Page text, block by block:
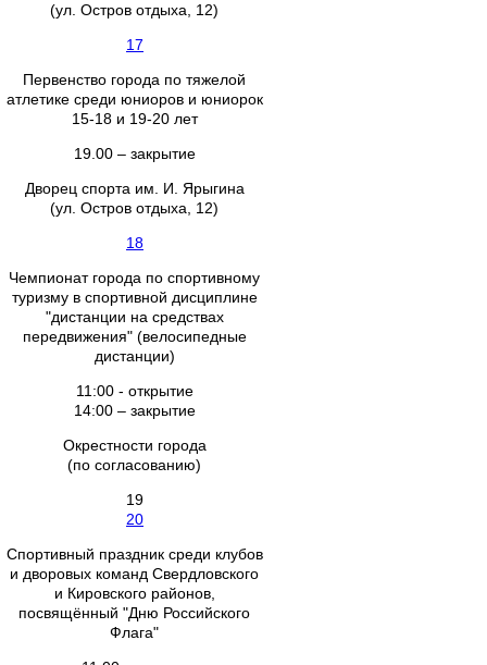
(ул. Остров отдыха, 12)
17
Первенство города по тяжелой
атлетике среди юниоров и юниорок
15-18 и 19-20 лет
19.00 – закрытие
Дворец спорта им. И. Ярыгина
(ул. Остров отдыха, 12)
18
Чемпионат города по спортивному
туризму в спортивной дисциплине
"дистанции на средствах
передвижения" (велосипедные
дистанции)
11:00 - открытие
14:00 – закрытие
Окрестности города
(по согласованию)
19
20
Спортивный праздник среди клубов
и дворовых команд Свердловского
и Кировского районов,
посвящённый "Дню Российского
Флага"